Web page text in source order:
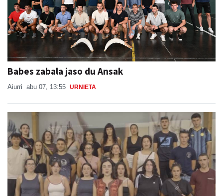
Babes zabala jaso du Ansak
Aiurri abu 07, 13:55 URNIETA